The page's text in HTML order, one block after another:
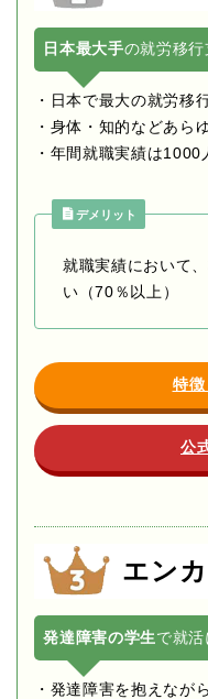
日本最大手の就労移行
・日本で最大の就労移
・身体・知的などあら
・年間就職実績は1000
デメリット
就職実績において
い（70％以上）
特
公
エン
発達障害の学生 で就
・発達障害を抱えなが